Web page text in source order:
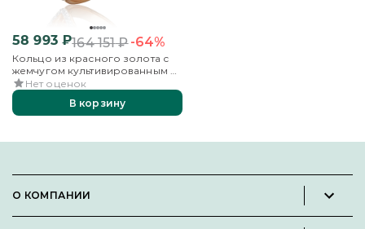
58 993₽164 151₽-64%
Кольцо из красного золота с
жемчугом культивированным и
фианитами
Нет оценок
В корзину
О КОМПАНИИ